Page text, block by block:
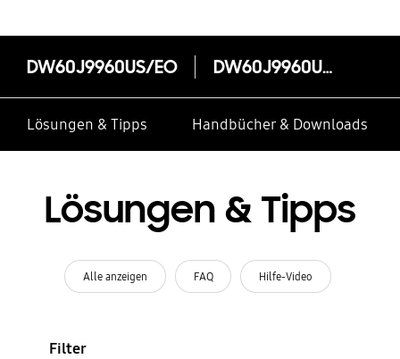
DW60J9960US/EO DW60J9960US/EO
Lösungen & Tipps Handbücher & Downloads
Lösungen & Tipps
Alle anzeigen FAQ Hilfe-Video
Filter